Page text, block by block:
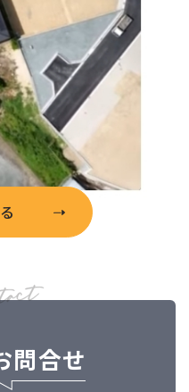
問合せ